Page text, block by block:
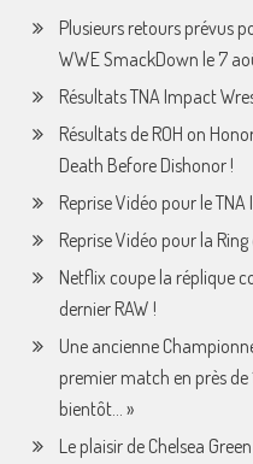
Plusieurs retours prévus
WWE SmackDown le 7
Résultats TNA Impact
Résultats de ROH on
Death Before Dishonor !
Reprise Vidéo pour le
Reprise Vidéo pour la
Netflix coupe la réplique
dernier RAW !
Une ancienne
premier match en près de
bientôt… »
Le plaisir de Chelsea